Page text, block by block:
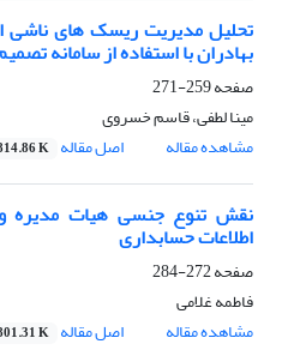
تحلیل مدیریت ریسک های ناشی
بهادران با استفاده از سامانه
صفحه259-271
مینا لطفی، قاسم خسروی
مشاهده مقاله
اصل مقاله K
نقش تنوع جنسی هیات
اطلاعات حسابداری
صفحه272-284
فاطمه غلامی
مشاهده مقاله
اصل مقاله K